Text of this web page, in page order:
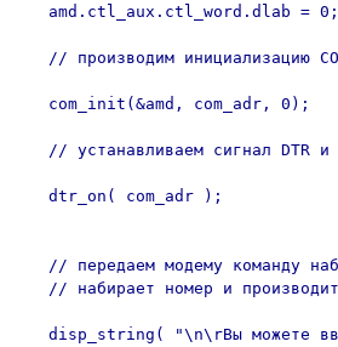
amd.ctl_aux.ctl_word.dlab =
// производим инициализацию
   com_init(&amd, com_adr, 0);
// устанавливаем сигнал DTR и
   dtr_on( com_adr );
// передаем модему команду
// набирает номер и
disp_string( "\n\rВы можете